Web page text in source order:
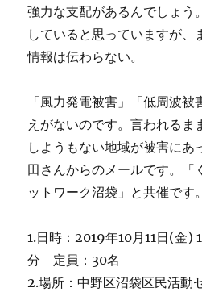
強力な支配があるんでしょう
していると思っていますが、
情報は伝わらない。
「風力発電被害」「低周波
えがないのです。言われるま
しようもない地域が被害にあ
田さんからのメールです。「
ットワーク沼袋」と共催です。
1.日時：2019年10月11日(金)
分 定員：30名
2.場所：中野区沼袋区民活